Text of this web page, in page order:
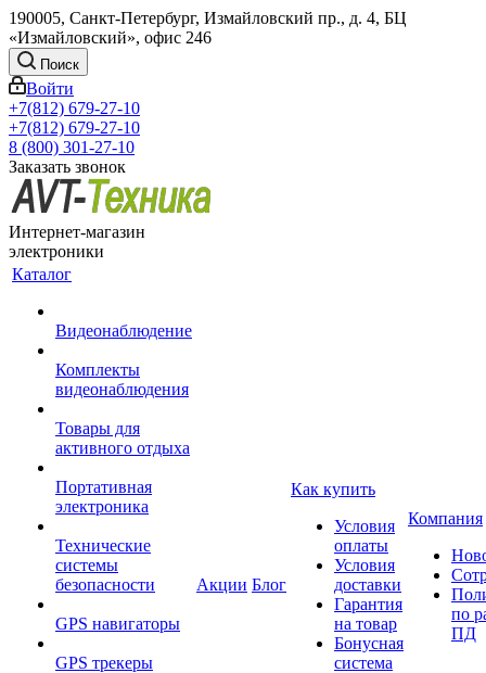
190005, Санкт-Петербург, Измайловский пр., д. 4, БЦ
«Измайловский», офис 246
Поиск
Войти
+7(812) 679-27-10
+7(812) 679-27-10
8 (800) 301-27-10
Заказать звонок
Интернет-магазин
электроники
Каталог
Видеонаблюдение
Комплекты
видеонаблюдения
Товары для
активного отдыха
Портативная
электроника
Технические
системы
безопасности
GPS навигаторы
GPS трекеры
Акции Блог
Как купить
Условия
оплаты
Условия
доставки
Гарантия
на товар
Бонусная
система
Компания
по
ПД